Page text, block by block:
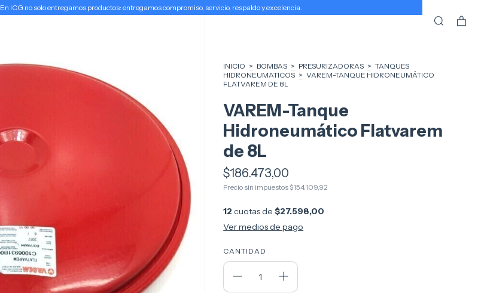
En ICG no solo entregamos productos: entregamos compromiso, servicio, respaldo y excelencia.
INICIO > BOMBAS > PRESURIZADORAS > TANQUES
HIDRONEUMATICOS > VAREM-TANQUE HIDRONEUMÁTICO
FLATVAREM DE 8L
VAREM-Tanque
Hidroneumático Flatvarem
de 8L
$186.473,00
Precio sin impuestos $154.109,92
12 cuotas de$27.598,00
Ver medios de pago
CANTIDAD